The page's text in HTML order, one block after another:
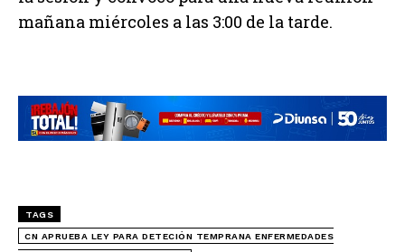
mañana miércoles a las 3:00 de la tarde.
TAGS
CN APRUEBA LEY PARA DETECIÓN TEMPRANA ENFERMEDADES